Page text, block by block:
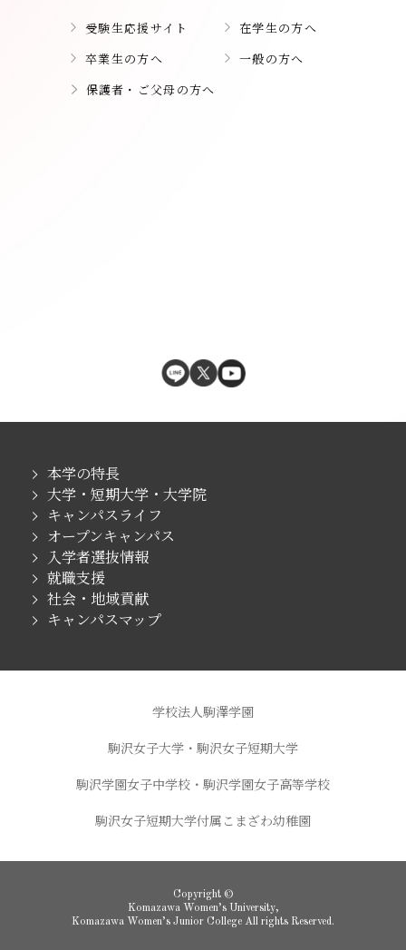
受験生応援サイト
在学生の方へ
卒業生の方へ
一般の方へ
保護者・ご父母の方へ
本学の特長
大学・短期大学・大学院
キャンパスライフ
オープンキャンパス
入学者選抜情報
就職支援
社会・地域貢献
キャンパスマップ
学校法人駒澤学園
駒沢女子大学・駒沢女子短期大学
駒沢学園女子中学校・駒沢学園女子高等学校
駒沢女子短期大学付属こまざわ幼稚園
Copyright ©
Komazawa Women’s University,
Komazawa Women’s Junior College All rights Reserved.